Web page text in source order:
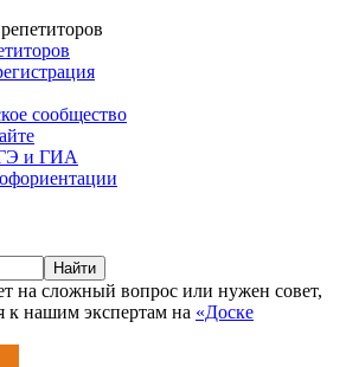
сообщество
и ГИА
Найти
на сложный вопрос или нужен совет,
к нашим экспертам на «Доске